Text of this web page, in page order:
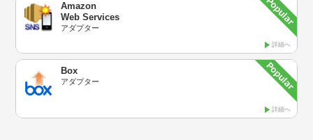
Amazon
Web Services
アダプター
詳細へ
Box
アダプター
詳細へ